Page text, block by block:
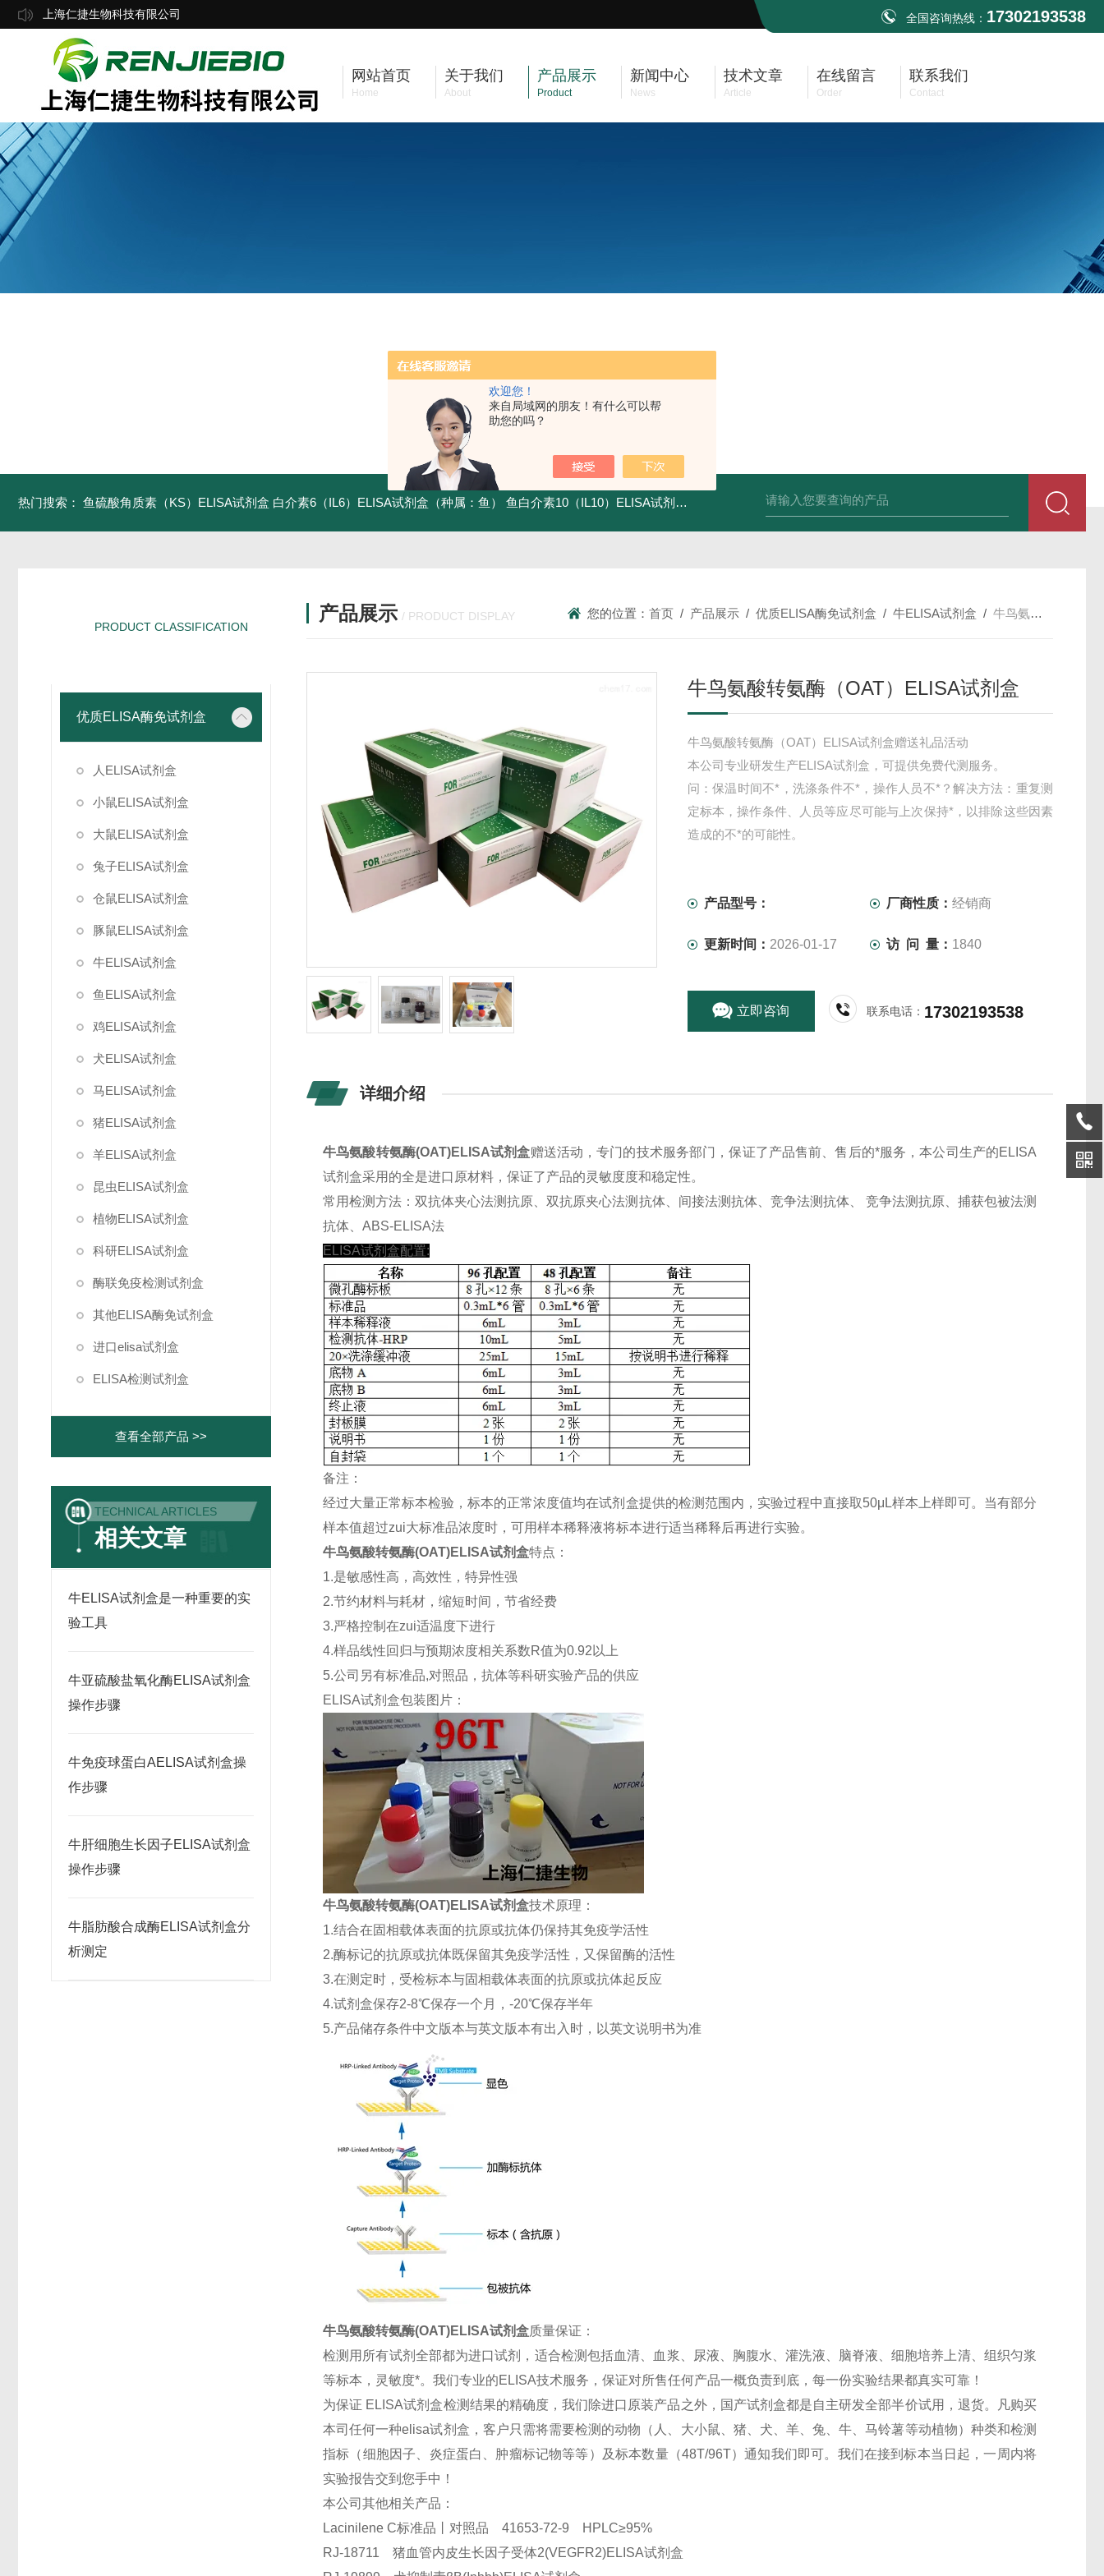
欢迎您！
来自局域网的朋友！有什么可以帮
助您的吗？
上海仁捷生物科技有限公司 全国咨询热线： 17302193538
网站首页
Home
关于我们
About
产品展示
Product
新闻中心
News
技术文章
Article
在线留言
Order
联系我们
Contact
热门搜索： 鱼硫酸角质素（KS）ELISA试剂盒 白介素6（IL6）ELISA试剂盒（种属：鱼） 鱼白介素10（IL10）ELISA试剂盒发货及时 斑马鱼白介素12BELISA试剂盒发货及时 兔载脂蛋白B（apo-B）
PRODUCT CLASSIFICATION
优质ELISA酶免试剂盒
人ELISA试剂盒
小鼠ELISA试剂盒
大鼠ELISA试剂盒
兔子ELISA试剂盒
仓鼠ELISA试剂盒
豚鼠ELISA试剂盒
牛ELISA试剂盒
鱼ELISA试剂盒
鸡ELISA试剂盒
犬ELISA试剂盒
马ELISA试剂盒
猪ELISA试剂盒
羊ELISA试剂盒
昆虫ELISA试剂盒
植物ELISA试剂盒
科研ELISA试剂盒
酶联免疫检测试剂盒
其他ELISA酶免试剂盒
进口elisa试剂盒
ELISA检测试剂盒
查看全部产品 >>
TECHNICAL ARTICLES
相关文章
牛ELISA试剂盒是一种重要的实
验工具
牛亚硫酸盐氧化酶ELISA试剂盒
操作步骤
牛免疫球蛋白AELISA试剂盒操
作步骤
牛肝细胞生长因子ELISA试剂盒
操作步骤
牛脂肪酸合成酶ELISA试剂盒分
析测定
产品展示 / PRODUCT DISPLAY 您的位置：首页 / 产品展示 /优质ELISA酶免试剂盒 /牛ELISA试剂盒 /牛鸟氨酸转氨酶（OAT）ELISA试剂盒
牛鸟氨酸转氨酶（OAT）ELISA试剂盒
牛鸟氨酸转氨酶（OAT）ELISA试剂盒赠送礼品活动
本公司专业研发生产ELISA试剂盒，可提供免费代测服务。
问：保温时间不*，洗涤条件不*，操作人员不*？解决方法：重复测
定标本，操作条件、人员等应尽可能与上次保持*，以排除这些因素
造成的不*的可能性。
产品型号： 厂商性质：经销商
更新时间： 2026-01-17 访 问 量： 1840
立即咨询 联系电话： 17302193538
详细介绍
牛鸟氨酸转氨酶(OAT)ELISA试剂盒赠送活动，专门的技术服务部门，保证了产品售前、售后的*服务，本公司生产的ELISA
试剂盒采用的全是进口原材料，保证了产品的灵敏度度和稳定性。
常用检测方法：双抗体夹心法测抗原、双抗原夹心法测抗体、间接法测抗体、竞争法测抗体、 竞争法测抗原、捕获包被法测
抗体、ABS-ELISA法
ELISA试剂盒配置:
备注：
经过大量正常标本检验，标本的正常浓度值均在试剂盒提供的检测范围内，实验过程中直接取50μL样本上样即可。当有部分
样本值超过zui大标准品浓度时，可用样本稀释液将标本进行适当稀释后再进行实验。
牛鸟氨酸转氨酶(OAT)ELISA试剂盒特点：
1.是敏感性高，高效性，特异性强
2.节约材料与耗材，缩短时间，节省经费
3.严格控制在zui适温度下进行
4.样品线性回归与预期浓度相关系数R值为0.92以上
5.公司另有标准品,对照品，抗体等科研实验产品的供应
ELISA试剂盒包装图片：
牛鸟氨酸转氨酶(OAT)ELISA试剂盒技术原理：
1.结合在固相载体表面的抗原或抗体仍保持其免疫学活性
2.酶标记的抗原或抗体既保留其免疫学活性，又保留酶的活性
3.在测定时，受检标本与固相载体表面的抗原或抗体起反应
4.试剂盒保存2-8℃保存一个月，-20℃保存半年
5.产品储存条件中文版本与英文版本有出入时，以英文说明书为准
牛鸟氨酸转氨酶(OAT)ELISA试剂盒质量保证：
检测用所有试剂全部都为进口试剂，适合检测包括血清、血浆、尿液、胸腹水、灌洗液、脑脊液、细胞培养上清、组织匀浆
等标本，灵敏度*。我们专业的ELISA技术服务，保证对所售任何产品一概负责到底，每一份实验结果都真实可靠！
为保证 ELISA试剂盒检测结果的精确度，我们除进口原装产品之外，国产试剂盒都是自主研发全部半价试用，退货。凡购买
本司任何一种elisa试剂盒，客户只需将需要检测的动物（人、大小鼠、猪、犬、羊、兔、牛、马铃薯等动植物）种类和检测
指标（细胞因子、炎症蛋白、肿瘤标记物等等）及标本数量（48T/96T）通知我们即可。我们在接到标本当日起，一周内将
实验报告交到您手中！
本公司其他相关产品：
Lacinilene C标准品丨对照品 41653-72-9 HPLC≥95%
RJ-18711 猪血管内皮生长因子受体2(VEGFR2)ELISA试剂盒